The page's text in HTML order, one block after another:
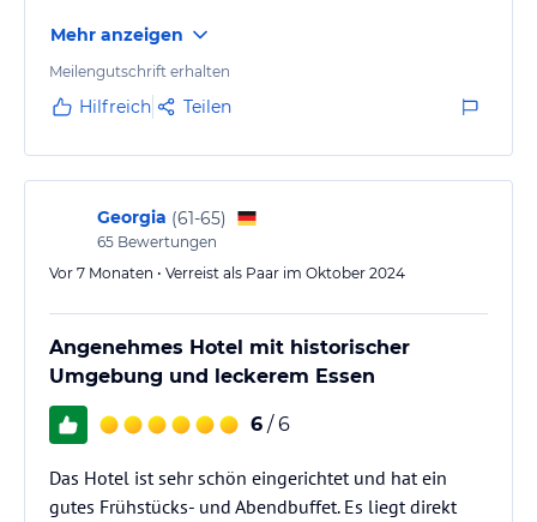
Mehr anzeigen
Meilengutschrift erhalten
Hilfreich Teilen
Georgia (61-65)
65 Bewertungen
Vor 7 Monaten • Verreist als Paar im Oktober 2024
Angenehmes Hotel mit historischer
Umgebung und leckerem Essen
6 / 6
Das Hotel ist sehr schön eingerichtet und hat ein
gutes Frühstücks- und Abendbuffet. Es liegt direkt